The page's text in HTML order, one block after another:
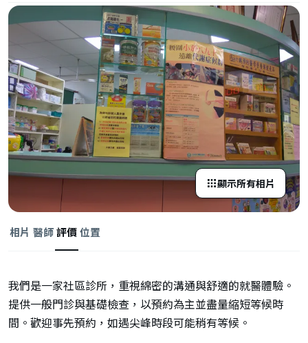
顯示所有相片
相片 醫師評價位置
我們是一家社區診所，重視綿密的溝通與舒適的就醫體驗。
提供一般門診與基礎檢查，以預約為主並盡量縮短等候時
間。歡迎事先預約，如遇尖峰時段可能稍有等候。